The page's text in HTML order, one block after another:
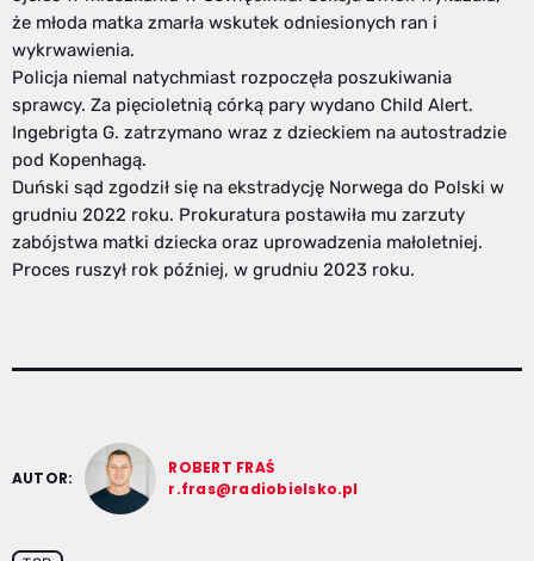
że młoda matka zmarła wskutek odniesionych ran i
wykrwawienia.
Policja niemal natychmiast rozpoczęła poszukiwania
sprawcy. Za pięcioletnią córką pary wydano Child Alert.
Ingebrigta G. zatrzymano wraz z dzieckiem na autostradzie
pod Kopenhagą.
Duński sąd zgodził się na ekstradycję Norwega do Polski w
grudniu 2022 roku. Prokuratura postawiła mu zarzuty
zabójstwa matki dziecka oraz uprowadzenia małoletniej.
Proces ruszył rok później, w grudniu 2023 roku.
AUTOR:
ROBERT FRAŚ
r.fras@radiobielsko.pl